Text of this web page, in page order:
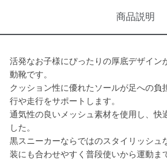
商品説明
活発なお子様にぴったりの厚底デザイン
動靴です。
クッション性に優れたソールが足への負
行や走行をサポートします。
通気性の良いメッシュ素材を使用し、快
した。
黒スニーカーならではのスタイリッシュ
装にも合わせやすく普段使いから運動ま